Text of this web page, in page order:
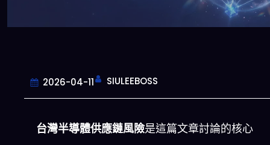
2026-04-11 SIULEEBOSS
台灣半導體供應鏈風險是這篇文章討論的核心